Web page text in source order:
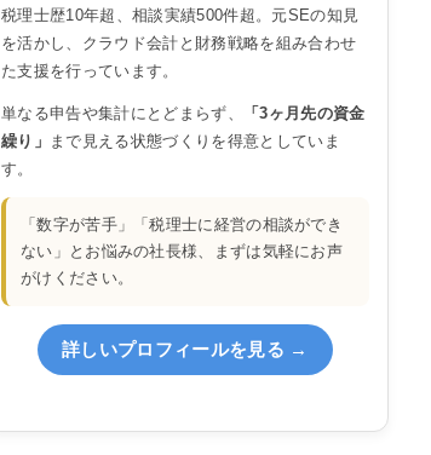
税理士歴10年超、相談実績500件超。元SEの知見
を活かし、クラウド会計と財務戦略を組み合わせ
た支援を行っています。
単なる申告や集計にとどまらず、
「3ヶ月先の資金
繰り」
まで見える状態づくりを得意としていま
す。
「数字が苦手」「税理士に経営の相談ができ
ない」とお悩みの社長様、まずは気軽にお声
がけください。
詳しいプロフィールを見る →